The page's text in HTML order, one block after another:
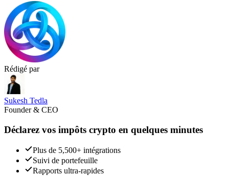
Rédigé par
Sukesh Tedla
Founder & CEO
Déclarez vos impôts crypto en quelques minutes
Plus de 5,500+ intégrations
Suivi de portefeuille
Rapports ultra-rapides